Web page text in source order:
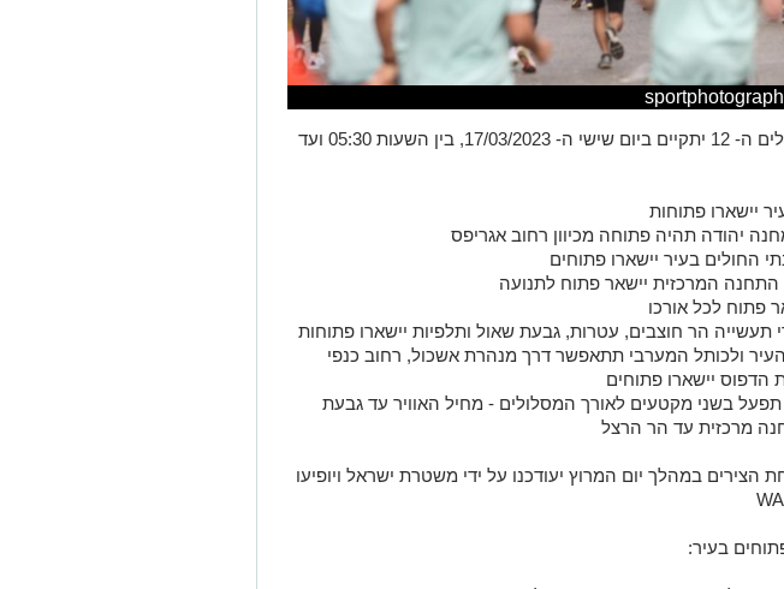
מרתון ווינר ירושלים ה- 12 יתקיים ביום שישי ה- 17/03/2023, בין השעות 05:30 ועד
יישארו פתוחות
יהודה תהיה פתוחה מכיוון רחוב אגריפס
החולים בעיר יישארו פתוחים
התחנה המרכזית יישאר פתוח לתנועה
פתוח לכל אורכו
תעשייה הר חוצבים, עטרות, גבעת שאול ותלפיות יישארו פתוחות
ולכותל המערבי תתאפשר דרך מנהרת אשכול, רחוב כנפי
הדפוס יישארו פתוחים
בשני מקטעים לאורך המסלולים - מחיל האוויר עד גבעת
מרכזית עד הר הרצל
הצירים במהלך יום המרוץ יעודכנו על ידי משטרת ישראל ויופיעו
בעיר: